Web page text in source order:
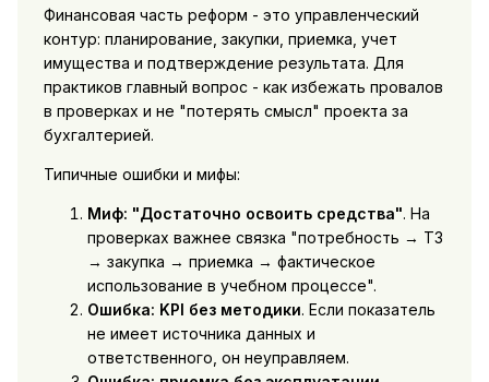
Финансовая часть реформ - это управленческий
контур: планирование, закупки, приемка, учет
имущества и подтверждение результата. Для
практиков главный вопрос - как избежать провалов
в проверках и не "потерять смысл" проекта за
бухгалтерией.
Типичные ошибки и мифы:
Миф: "Достаточно освоить средства". На
проверках важнее связка "потребность → ТЗ
→ закупка → приемка → фактическое
использование в учебном процессе".
Ошибка: KPI без методики. Если показатель
не имеет источника данных и
ответственного, он неуправляем.